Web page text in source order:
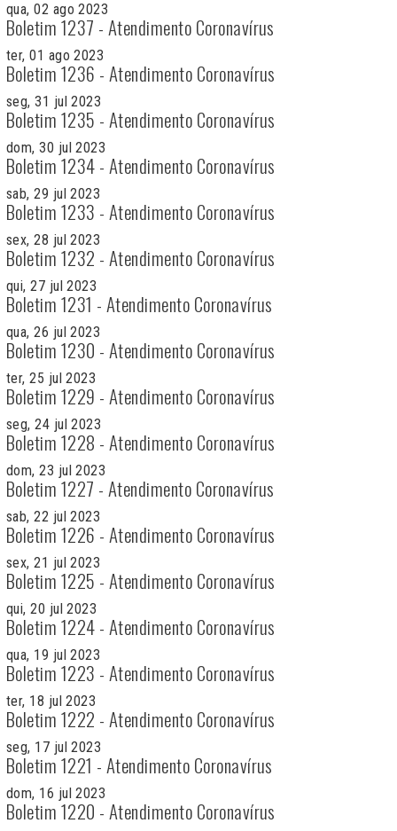
qua, 02 ago 2023
Boletim 1237 - Atendimento Coronavírus
ter, 01 ago 2023
Boletim 1236 - Atendimento Coronavírus
seg, 31 jul 2023
Boletim 1235 - Atendimento Coronavírus
dom, 30 jul 2023
Boletim 1234 - Atendimento Coronavírus
sab, 29 jul 2023
Boletim 1233 - Atendimento Coronavírus
sex, 28 jul 2023
Boletim 1232 - Atendimento Coronavírus
qui, 27 jul 2023
Boletim 1231 - Atendimento Coronavírus
qua, 26 jul 2023
Boletim 1230 - Atendimento Coronavírus
ter, 25 jul 2023
Boletim 1229 - Atendimento Coronavírus
seg, 24 jul 2023
Boletim 1228 - Atendimento Coronavírus
dom, 23 jul 2023
Boletim 1227 - Atendimento Coronavírus
sab, 22 jul 2023
Boletim 1226 - Atendimento Coronavírus
sex, 21 jul 2023
Boletim 1225 - Atendimento Coronavírus
qui, 20 jul 2023
Boletim 1224 - Atendimento Coronavírus
qua, 19 jul 2023
Boletim 1223 - Atendimento Coronavírus
ter, 18 jul 2023
Boletim 1222 - Atendimento Coronavírus
seg, 17 jul 2023
Boletim 1221 - Atendimento Coronavírus
dom, 16 jul 2023
Boletim 1220 - Atendimento Coronavírus